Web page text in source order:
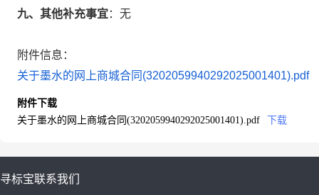
九、其他补充事宜： 无
附件信息：
关于墨水的网上商城合同(3202059940292025001401).pdf
附件下载
关于墨水的网上商城合同(3202059940292025001401).pdf
下载
寻标宝联系我们